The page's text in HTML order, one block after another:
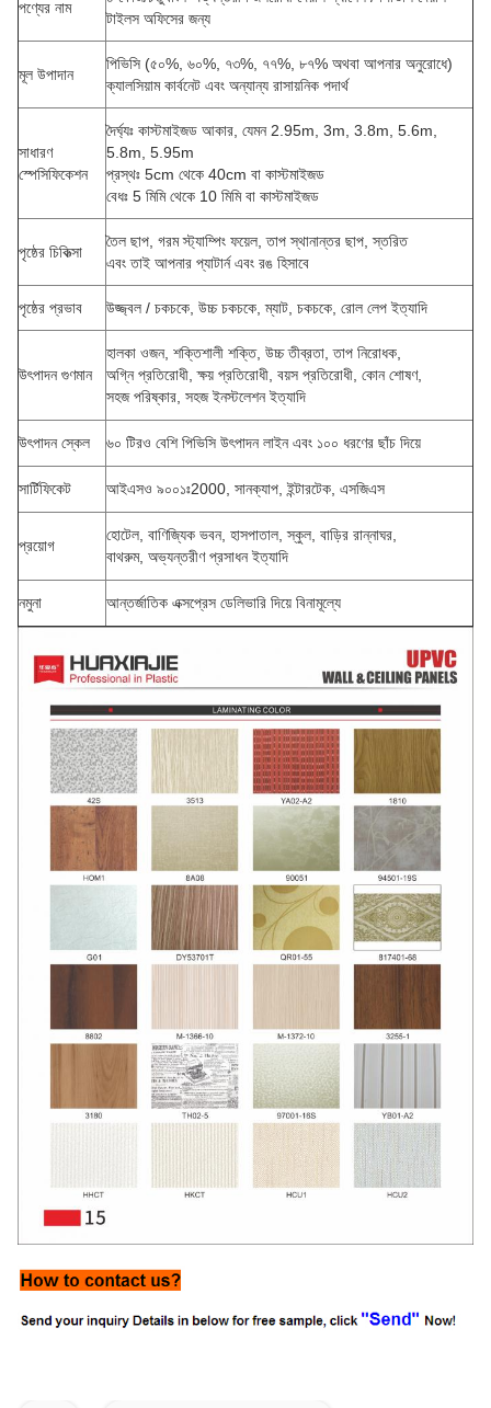
পণ্যের নাম
টাইলস অফিসের জন্য
মূল উপাদান
পিভিসি (৫০%, ৬০%, ৭৩%, ৭৭%, ৮৭% অথবা আপনার অনুরোধে)
ক্যালসিয়াম কার্বনেট এবং অন্যান্য রাসায়নিক পদার্থ
সাধারণ
স্পেসিফিকেশন
দৈর্ঘ্যঃ কাস্টমাইজড আকার, যেমন 2.95m, 3m, 3.8m, 5.6m,
5.8m, 5.95m
প্রস্থঃ 5cm থেকে 40cm বা কাস্টমাইজড
বেধঃ 5 মিমি থেকে 10 মিমি বা কাস্টমাইজড
পৃষ্ঠের চিকিত্সা
তৈল ছাপ, গরম স্ট্যাম্পিং ফয়েল, তাপ স্থানান্তর ছাপ, স্তরিত
এবং তাই আপনার প্যাটার্ন এবং রঙ হিসাবে
পৃষ্ঠের প্রভাব উজ্জ্বল / চকচকে, উচ্চ চকচকে, ম্যাট, চকচকে, রোল লেপ ইত্যাদি
উৎপাদন গুণমান
হালকা ওজন, শক্তিশালী শক্তি, উচ্চ তীব্রতা, তাপ নিরোধক,
অগ্নি প্রতিরোধী, ক্ষয় প্রতিরোধী, বয়স প্রতিরোধী, কোন শোষণ,
সহজ পরিষ্কার, সহজ ইনস্টলেশন ইত্যাদি
উৎপাদন স্কেল ৬০ টিরও বেশি পিভিসি উৎপাদন লাইন এবং ১০০ ধরণের ছাঁচ দিয়ে
সার্টিফিকেট আইএসও ৯০০১ঃ2000, সানক্যাপ, ইন্টারটেক, এসজিএস
প্রয়োগ
হোটেল, বাণিজ্যিক ভবন, হাসপাতাল, স্কুল, বাড়ির রান্নাঘর,
বাথরুম, অভ্যন্তরীণ প্রসাধন ইত্যাদি
নমুনা আন্তর্জাতিক এক্সপ্রেস ডেলিভারি দিয়ে বিনামূল্যে